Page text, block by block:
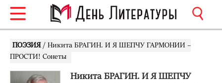
ПОЭЗИЯ / Никита БРАГИН. И Я ШЕПЧУ ГАРМОНИИ –
ПРОСТИ! Сонеты
Никита БРАГИН. И Я ШЕПЧУ